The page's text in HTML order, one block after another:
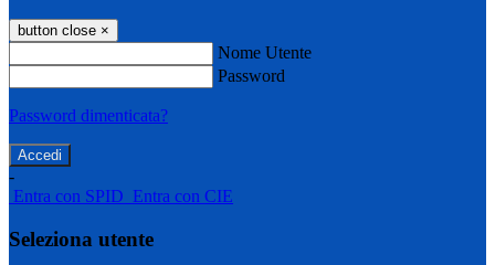
button close ×
Nome Utente
Password
Password dimenticata?
-
Entra con SPID Entra con CIE
Seleziona utente